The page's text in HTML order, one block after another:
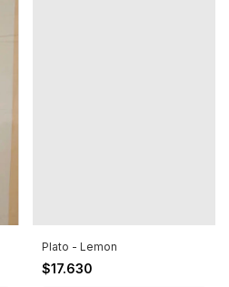
Plato - Lemon
$17.630